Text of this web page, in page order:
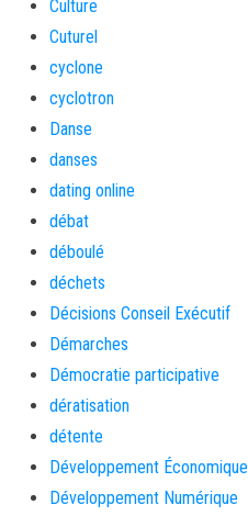
Culture
Cuturel
cyclone
cyclotron
Danse
danses
dating online
débat
déboulé
déchets
Décisions Conseil Exécutif
Démarches
Démocratie participative
dératisation
détente
Développement Économique
Développement Numérique